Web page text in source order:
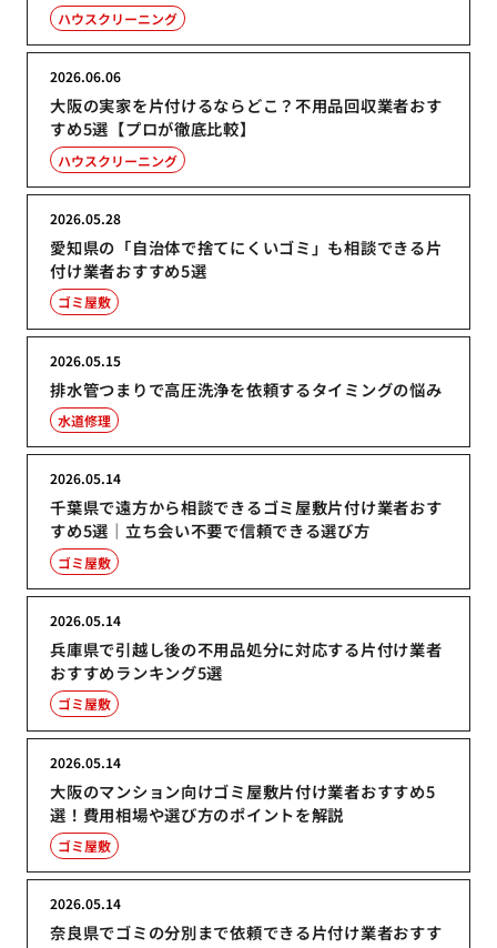
ハウスクリーニング
大阪の実家を片付けるならどこ？不用品回収業者おす
すめ5選【プロが徹底比較】
2026.06.06
ハウスクリーニング
愛知県の「自治体で捨てにくいゴミ」も相談できる片
付け業者おすすめ5選
2026.05.28
ゴミ屋敷
排水管つまりで高圧洗浄を依頼するタイミングの悩み
2026.05.15
水道修理
千葉県で遠方から相談できるゴミ屋敷片付け業者おす
すめ5選｜立ち会い不要で信頼できる選び方
2026.05.14
ゴミ屋敷
兵庫県で引越し後の不用品処分に対応する片付け業者
おすすめランキング5選
2026.05.14
ゴミ屋敷
大阪のマンション向けゴミ屋敷片付け業者おすすめ5
選！費用相場や選び方のポイントを解説
2026.05.14
ゴミ屋敷
奈良県でゴミの分別まで依頼できる片付け業者おすす
2026.05.14